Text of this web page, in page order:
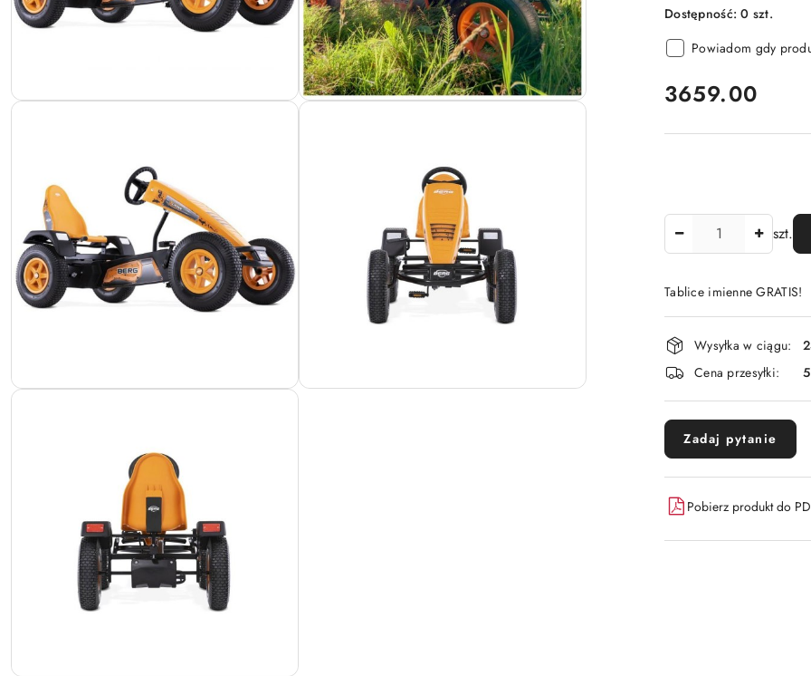
Dostępność:0 szt.
Powiadom gdy
cena:
3659.00
szt.
Tablice imienne GRATIS!
Dostępność
i
dostawa
Wysyłka w ciągu:
Cena przesyłki:
Zadaj pytanie
Pobierz produkt do